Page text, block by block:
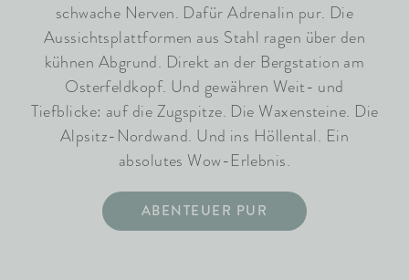
schwache Nerven. Dafür Adrenalin pur. Die
Aussichtsplattformen aus Stahl ragen über den
kühnen Abgrund. Direkt an der Bergstation am
Osterfeldkopf. Und gewähren Weit- und
Tiefblicke: auf die Zugspitze. Die Waxensteine. Die
Alpsitz-Nordwand. Und ins Höllental. Ein
absolutes Wow-Erlebnis.
ABENTEUER PUR